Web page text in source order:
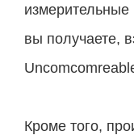
вы получаете,
Кроме того,